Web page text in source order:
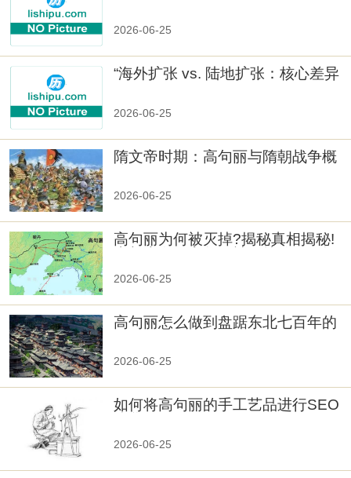
2026-06-25
“海外扩张 vs. 陆地扩张：核心差异
2026-06-25
隋文帝时期：高句丽与隋朝战争概
2026-06-25
高句丽为何被灭掉?揭秘真相揭秘!
2026-06-25
高句丽怎么做到盘踞东北七百年的
2026-06-25
如何将高句丽的手工艺品进行SEO
2026-06-25